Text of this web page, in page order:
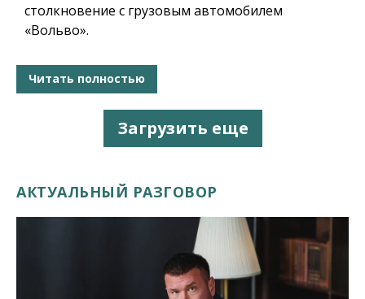
столкновение с грузовым автомобилем
«Вольво».
Читать полностью
Загрузить еще
АКТУАЛЬНЫЙ РАЗГОВОР